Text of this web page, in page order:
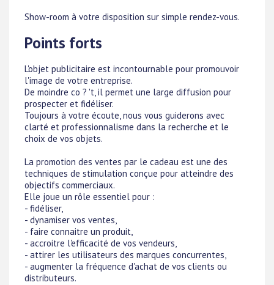
Show-room à votre disposition sur simple rendez-vous.
Points forts
L'objet publicitaire est incontournable pour promouvoir
l'image de votre entreprise.
De moindre co ? 't, il permet une large diffusion pour
prospecter et fidéliser.
Toujours à votre écoute, nous vous guiderons avec
clarté et professionnalisme dans la recherche et le
choix de vos objets.
La promotion des ventes par le cadeau est une des
techniques de stimulation conçue pour atteindre des
objectifs commerciaux.
Elle joue un rôle essentiel pour :
- fidéliser,
- dynamiser vos ventes,
- faire connaitre un produit,
- accroitre l'efficacité de vos vendeurs,
- attirer les utilisateurs des marques concurrentes,
- augmenter la fréquence d'achat de vos clients ou
distributeurs.